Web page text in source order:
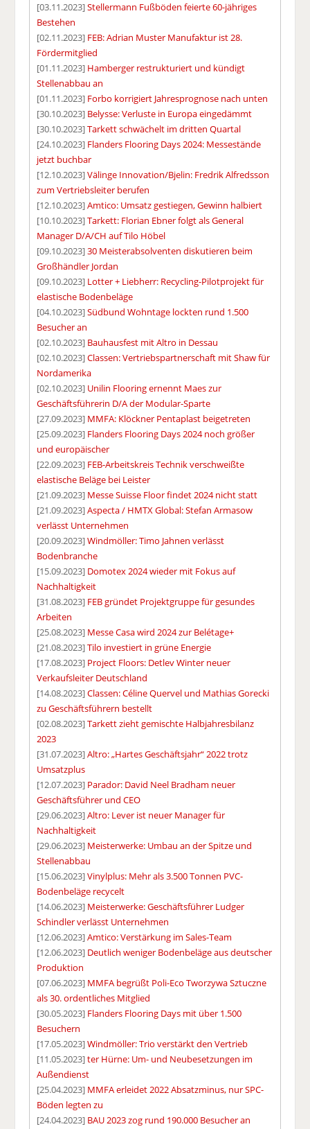
[03.11.2023]Stellermann Fußböden feierte 60-jähriges
Bestehen
[02.11.2023] FEB: Adrian Muster Manufaktur ist 28.
Fördermitglied
[01.11.2023] Hamberger restrukturiert und kündigt
Stellenabbau an
[01.11.2023] Forbo korrigiert Jahresprognose nach unten
[30.10.2023] Belysse: Verluste in Europa eingedämmt
[30.10.2023]Tarkett schwächelt im dritten Quartal
[24.10.2023] Flanders Flooring Days 2024: Messestände
jetzt buchbar
[12.10.2023]Välinge Innovation/Bjelin: Fredrik Alfredsson
zum Vertriebsleiter berufen
[12.10.2023]Amtico: Umsatz gestiegen, Gewinn halbiert
[10.10.2023]Tarkett: Florian Ebner folgt als General
Manager D/A/CH auf Tilo Höbel
[09.10.2023]30 Meisterabsolventen diskutieren beim
Großhändler Jordan
[09.10.2023] Lotter + Liebherr: Recycling-Pilotprojekt für
elastische Bodenbeläge
[04.10.2023]Südbund Wohntage lockten rund 1.500
Besucher an
[02.10.2023] Bauhausfest mit Altro in Dessau
[02.10.2023]Classen: Vertriebspartnerschaft mit Shaw für
Nordamerika
[02.10.2023] Unilin Flooring ernennt Maes zur
Geschäftsführerin D/A der Modular-Sparte
[27.09.2023] MMFA: Klöckner Pentaplast beigetreten
[25.09.2023] Flanders Flooring Days 2024 noch größer
und europäischer
[22.09.2023] FEB-Arbeitskreis Technik verschweißte
elastische Beläge bei Leister
[21.09.2023] Messe Suisse Floor findet 2024 nicht statt
[21.09.2023]Aspecta / HMTX Global: Stefan Armasow
verlässt Unternehmen
[20.09.2023]Windmöller: Timo Jahnen verlässt
Bodenbranche
[15.09.2023] Domotex 2024 wieder mit Fokus auf
Nachhaltigkeit
[31.08.2023] FEB gründet Projektgruppe für gesundes
Arbeiten
[25.08.2023] Messe Casa wird 2024 zur Belétage+
[21.08.2023]Tilo investiert in grüne Energie
[17.08.2023] Project Floors: Detlev Winter neuer
Verkaufsleiter Deutschland
[14.08.2023]Classen: Céline Quervel und Mathias Gorecki
zu Geschäftsführern bestellt
[02.08.2023]Tarkett zieht gemischte Halbjahresbilanz
2023
[31.07.2023]Altro: „Hartes Geschäftsjahr“ 2022 trotz
Umsatzplus
[12.07.2023] Parador: David Neel Bradham neuer
Geschäftsführer und CEO
[29.06.2023]Altro: Lever ist neuer Manager für
Nachhaltigkeit
[29.06.2023] Meisterwerke: Umbau an der Spitze und
Stellenabbau
[15.06.2023]Vinylplus: Mehr als 3.500 Tonnen PVC-
Bodenbeläge recycelt
[14.06.2023] Meisterwerke: Geschäftsführer Ludger
Schindler verlässt Unternehmen
[12.06.2023]Amtico: Verstärkung im Sales-Team
[12.06.2023] Deutlich weniger Bodenbeläge aus deutscher
Produktion
[07.06.2023] MMFA begrüßt Poli-Eco Tworzywa Sztuczne
als 30. ordentliches Mitglied
[30.05.2023] Flanders Flooring Days mit über 1.500
Besuchern
[17.05.2023]Windmöller: Trio verstärkt den Vertrieb
[11.05.2023]ter Hürne: Um- und Neubesetzungen im
Außendienst
[25.04.2023] MMFA erleidet 2022 Absatzminus, nur SPC-
Böden legten zu
[24.04.2023] BAU 2023 zog rund 190.000 Besucher an